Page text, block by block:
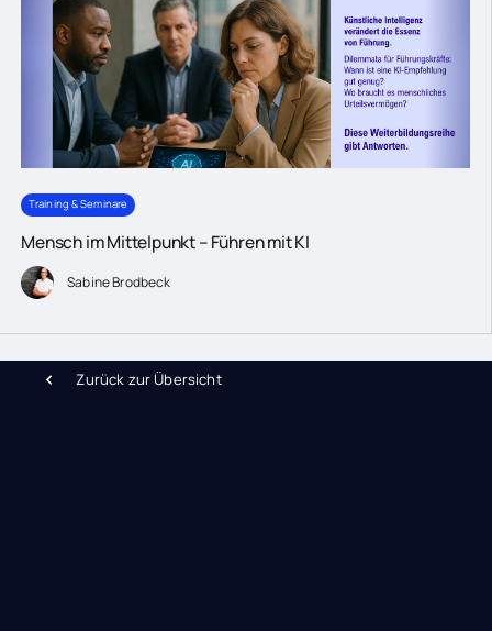
Training & Seminare
Mensch im Mittelpunkt – Führen mit KI
Sabine Brodbeck
Zurück zur Übersicht